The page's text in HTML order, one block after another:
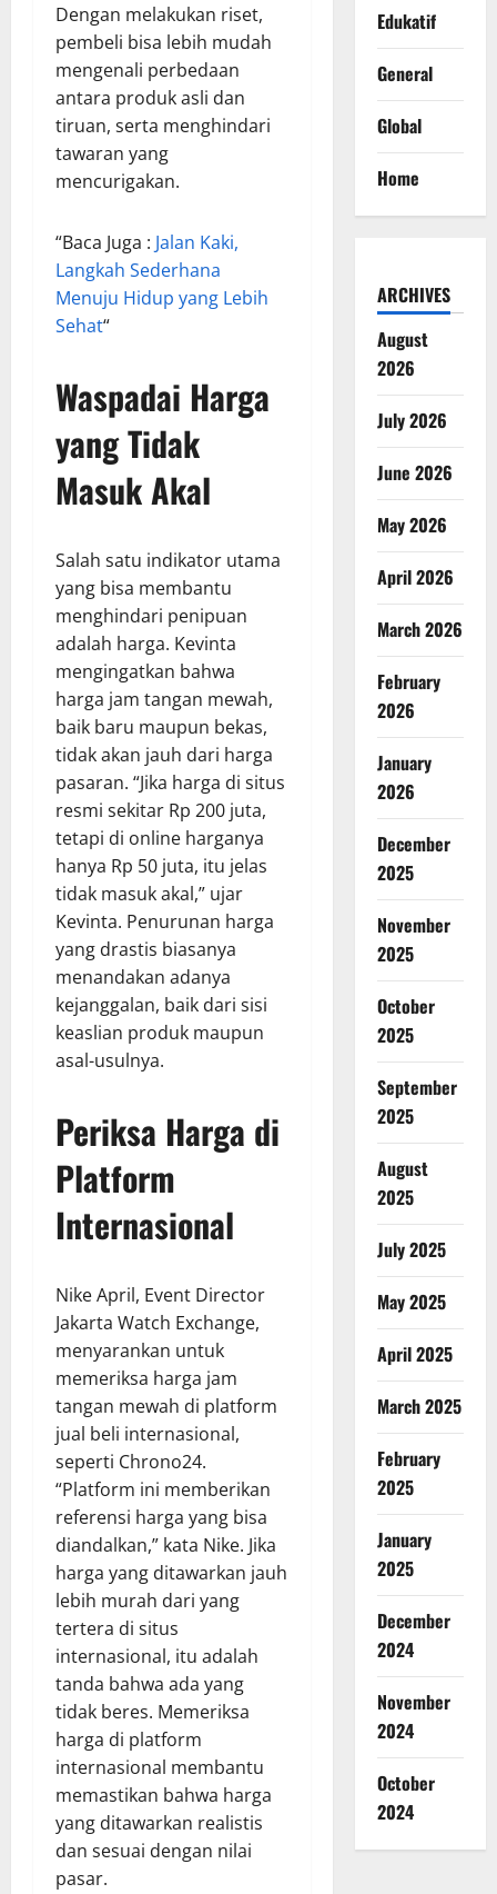
Dengan melakukan riset,
pembeli bisa lebih mudah
mengenali perbedaan
antara produk asli dan
tiruan, serta menghindari
tawaran yang
mencurigakan.
“Baca Juga : Jalan Kaki,
Langkah Sederhana
Menuju Hidup yang Lebih
Sehat“
Waspadai Harga
yang Tidak
Masuk Akal
Salah satu indikator utama
yang bisa membantu
menghindari penipuan
adalah harga. Kevinta
mengingatkan bahwa
harga jam tangan mewah,
baik baru maupun bekas,
tidak akan jauh dari harga
pasaran. “Jika harga di situs
resmi sekitar Rp 200 juta,
tetapi di online harganya
hanya Rp 50 juta, itu jelas
tidak masuk akal,” ujar
Kevinta. Penurunan harga
yang drastis biasanya
menandakan adanya
kejanggalan, baik dari sisi
keaslian produk maupun
asal-usulnya.
Periksa Harga di
Platform
Internasional
Nike April, Event Director
Jakarta Watch Exchange,
menyarankan untuk
memeriksa harga jam
tangan mewah di platform
jual beli internasional,
seperti Chrono24.
“Platform ini memberikan
referensi harga yang bisa
diandalkan,” kata Nike. Jika
harga yang ditawarkan jauh
lebih murah dari yang
tertera di situs
internasional, itu adalah
tanda bahwa ada yang
tidak beres. Memeriksa
harga di platform
internasional membantu
memastikan bahwa harga
yang ditawarkan realistis
dan sesuai dengan nilai
pasar.
Edukatif
General
Global
Home
ARCHIVES
August
2026
July 2026
June 2026
May 2026
April 2026
March 2026
February
2026
January
2026
December
2025
November
2025
October
2025
September
2025
August
2025
July 2025
May 2025
April 2025
March 2025
February
2025
January
2025
December
2024
November
2024
October
2024